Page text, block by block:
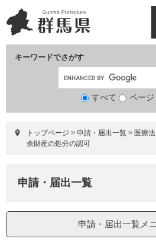
ー
ジ
ニ
ュ
て
キーワードでさがす
検
象
すべて ページ
トップページ > 申請・届出一覧 > 医療
余財産の処分の認可
申請・届出一覧
申請・届出一覧メ